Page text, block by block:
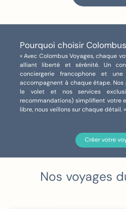
a été relevé haut la main.
J’ai également beaucoup
disponibilité, son écoute
implication, y compris
un imprévu pendant le
Même en son absence,
membres de l’équipe
ont su prendre le relais
voyage de cette ampleur.
Je recommande
l’équipe Colombus
professionnalisme, leur
États-Unis et la qualité
Pourquoi choisir
« Avec Colombus Voyages, chaque
alliant liberté et sérénité. Un
conciergerie francophone et
accompagnent à chaque étape.
le volet et nos services
recommandations) simplifient votre
libre, nous veillons sur chaque détail. »
Créer votre
Nos voyages